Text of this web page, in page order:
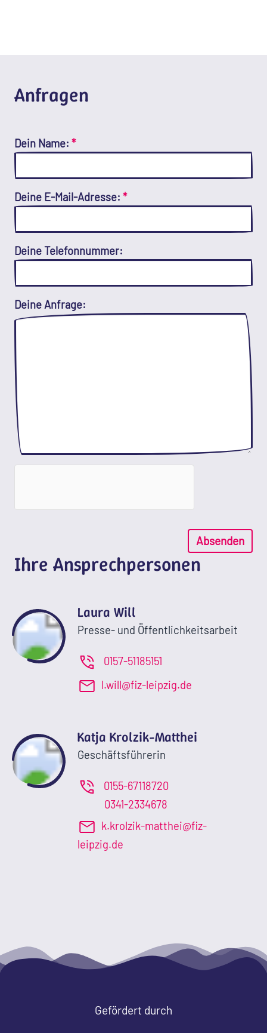
Anfragen
Dein Name: *
Deine E-Mail-Adresse: *
Deine Telefonnummer:
Deine Anfrage:
Absenden
Ihre Ansprechpersonen
Laura Will
Presse- und Öffentlichkeitsarbeit
0157-51185151
l.will@fiz-leipzig.de
Katja Krolzik-Matthei
Geschäftsführerin
0155-67118720
0341-2334678
k.krolzik-matthei@fiz-
leipzig.de
Gefördert durch